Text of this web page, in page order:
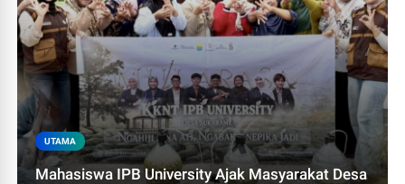
UTAMA
Mahasiswa IPB University Ajak Masyarakat Desa